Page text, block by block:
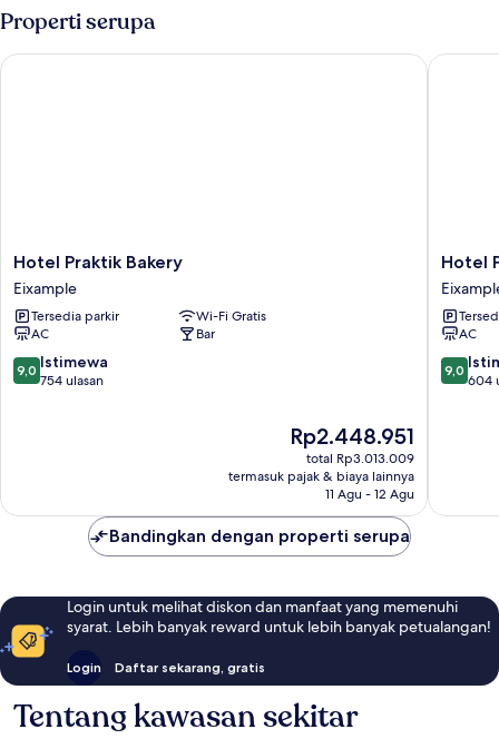
Properti serupa
Hotel
Praktik
Bakery
Eixample
Hotel Praktik Bakery
Eixample
Tersedia parkir
Wi-Fi Gratis
AC
Bar
9.0
dari
9,0 Istimewa
754 ulasan
Harga
sekarang
Rp2.448.951
Rp2.448.951
total Rp3.013.009
termasuk pajak & biaya lainnya
11 Agu - 12 Agu
Hotel Praktik Bakery
Hotel
Praktik
Hotel
AC
9.0
dari
9,0
604
Hotel
Bandingkan dengan properti serupa
Login untuk melihat diskon dan manfaat yang memenuhi
syarat. Lebih banyak reward untuk lebih banyak petualangan!
Login Daftar sekarang, gratis
Tentang kawasan sekitar